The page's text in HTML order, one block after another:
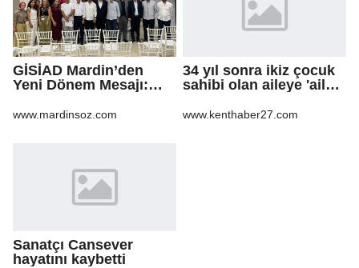
GİSİAD Mardin’den
Yeni Dönem Mesajı:
Daha Çok Üretim
www.mardinsoz.com
34 yıl sonra ikiz çocuk
sahibi olan aileye 'aile
www.kenthaber27.com
Sanatçı Cansever
hayatını kaybetti